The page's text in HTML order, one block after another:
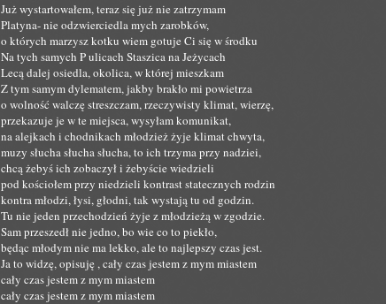
Już wystartowałem, teraz się już nie zatrzymam
Platyna- nie odzwierciedla mych zarobków,
o których marzysz kotku wiem gotuje Ci się w środku
Na tych samych P ulicach Staszica na Jeżycach
Lecą dalej osiedla, okolica, w której mieszkam
Z tym samym dylematem, jakby brakło mi powietrza
o wolność walczę streszczam, rzeczywisty klimat, wierzę,
przekazuje je w te miejsca, wysyłam komunikat,
na alejkach i chodnikach młodzież żyje klimat chwyta,
muzy słucha słucha słucha, to ich trzyma przy nadziei,
chcą żebyś ich zobaczył i żebyście wiedzieli
pod kościołem przy niedzieli kontrast statecznych rodzin
kontra młodzi, łysi, głodni, tak wystają tu od godzin.
Tu nie jeden przechodzień żyje z młodzieżą w zgodzie.
Sam przeszedł nie jedno, bo wie co to piekło,
będąc młodym nie ma lekko, ale to najlepszy czas jest.
Ja to widzę, opisuję , cały czas jestem z mym miastem
cały czas jestem z mym miastem
cały czas jestem z mym miastem